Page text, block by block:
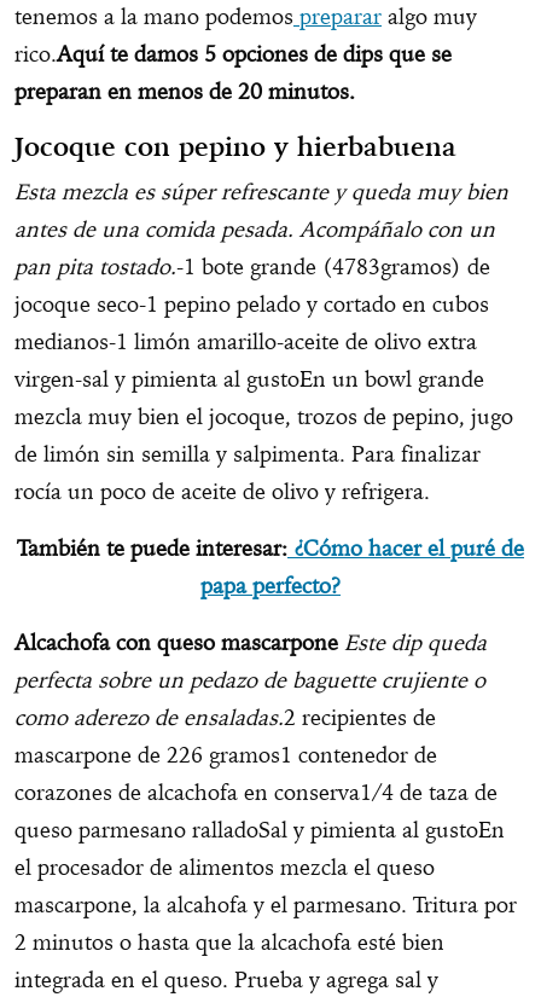
tenemos a la mano podemos preparar algo muy
rico.Aquí te damos 5 opciones de dips que se
preparan en menos de 20 minutos.
Jocoque con pepino y hierbabuena
Esta mezcla es súper refrescante y queda muy bien
antes de una comida pesada. Acompáñalo con un
pan pita tostado.-1 bote grande (4783gramos) de
jocoque seco-1 pepino pelado y cortado en cubos
medianos-1 limón amarillo-aceite de olivo extra
virgen-sal y pimienta al gustoEn un bowl grande
mezcla muy bien el jocoque, trozos de pepino, jugo
de limón sin semilla y salpimenta. Para finalizar
rocía un poco de aceite de olivo y refrigera.
También te puede interesar: ¿Cómo hacer el puré de
papa perfecto?
Alcachofa con queso mascarpone Este dip queda
perfecta sobre un pedazo de baguette crujiente o
como aderezo de ensaladas.2 recipientes de
mascarpone de 226 gramos1 contenedor de
corazones de alcachofa en conserva1/4 de taza de
queso parmesano ralladoSal y pimienta al gustoEn
el procesador de alimentos mezcla el queso
mascarpone, la alcahofa y el parmesano. Tritura por
2 minutos o hasta que la alcachofa esté bien
integrada en el queso. Prueba y agrega sal y